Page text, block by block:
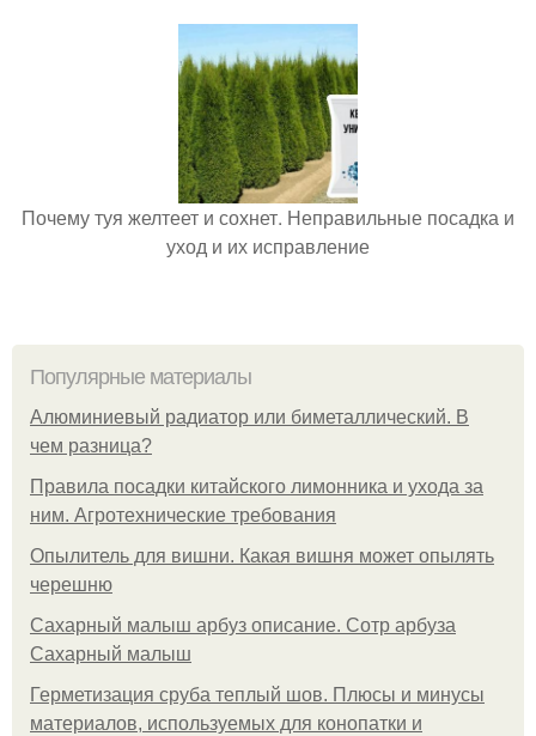
Почему туя желтеет и сохнет. Неправильные посадка и
уход и их исправление
Популярные материалы
Алюминиевый радиатор или биметаллический. В
чем разница?
Правила посадки китайского лимонника и ухода за
ним. Агротехнические требования
Опылитель для вишни. Какая вишня может опылять
черешню
Сахарный малыш арбуз описание. Сотр арбуза
Сахарный малыш
Герметизация сруба теплый шов. Плюсы и минусы
материалов, используемых для конопатки и